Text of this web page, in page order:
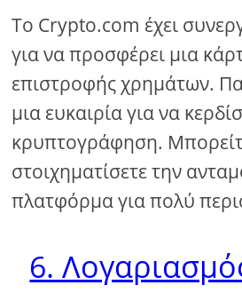
Το Crypto.com έχει
για να προσφέρει μια
επιστροφής χρημάτων.
μια ευκαιρία για να
κρυπτογράφηση.
στοιχηματίσετε την
πλατφόρμα για πολύ
6.